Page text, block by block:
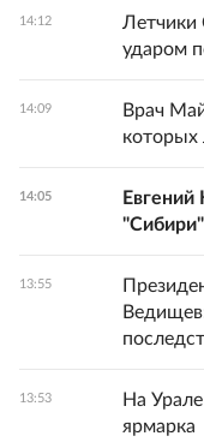
14:12
Летчики
ударом
14:09
Врач
которых
14:05
Евгений
"Сибири"
13:55
13:53
На
ярмарка